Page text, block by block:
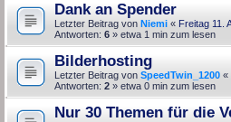
Dank an Spender
Letzter Beitrag von Niemi « Freitag 11.
Antworten: 6 » etwa 1 min zum lesen
Bilderhosting
Letzter Beitrag von SpeedTwin_1200 «
Antworten: 2 » etwa 0 min zum lesen
Nur 30 Themen für die